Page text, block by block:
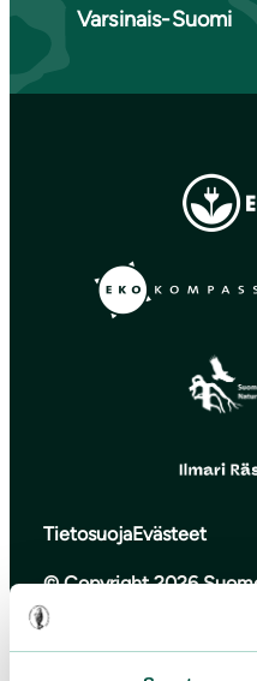
Varsinais-Suomi
TietosuojaEvästeet
© Copyright 2026